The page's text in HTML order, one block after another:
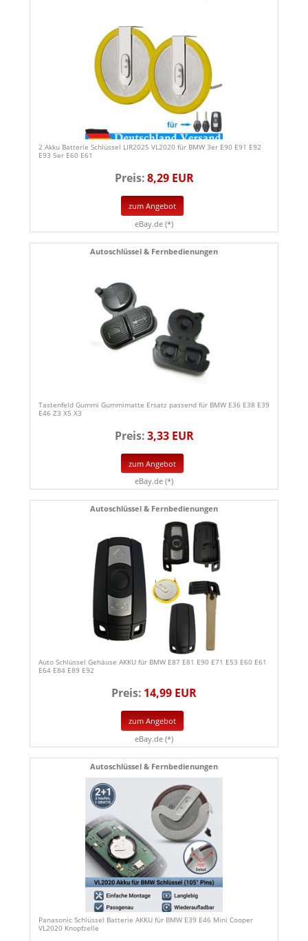
2 Akku Batterie Schlüssel LIR2025 VL2020 für BMW 3er E90 E91 E92
E93 5er E60 E61
Preis:8,29 EUR
zum Angebot
eBay.de (*)
Autoschlüssel & Fernbedienungen
Tastenfeld Gummi Gummimatte Ersatz passend für BMW E36 E38 E39
E46 Z3 X5 X3
Preis:3,33 EUR
zum Angebot
eBay.de (*)
Autoschlüssel & Fernbedienungen
Auto Schlüssel Gehäuse AKKU für BMW E87 E81 E90 E71 E53 E60 E61
E64 E84 E89 E92
Preis: 14,99 EUR
zum Angebot
eBay.de (*)
Autoschlüssel & Fernbedienungen
Panasonic Schlüssel Batterie AKKU für BMW E39 E46 Mini Cooper
VL2020 Knopfzelle